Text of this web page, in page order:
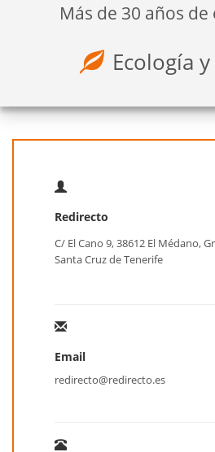
Más de 30 años
Ecología
Redirecto
C/ El Cano 9, 38612 El Médano,
Santa Cruz de Tenerife
Email
redirecto@redirecto.es